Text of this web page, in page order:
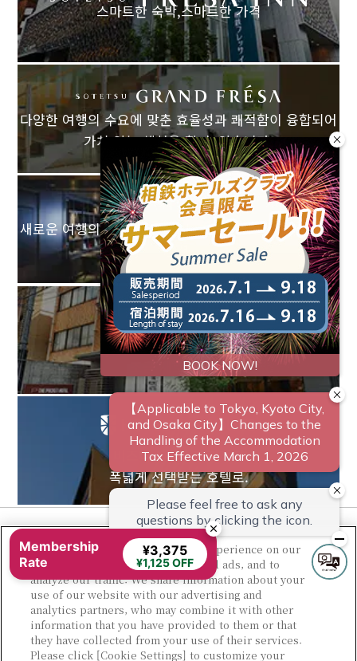
스마트한 숙박,스마트한 가격
다양한 여행의 수요에 맞춘 효율성과 쾌적함이 융합되어
가치 있는 체험을 할 수 있습니다.
새로운 여행의 표준을 창조하는고객을 위한 다양한 숙박
옵션.
지금까지 없었던,
조금 새로운 형태
비즈니스에서 레저까지
폭넓게 선택받는 호텔로.
© Sotetsu Hotel Management CO., LTD.
We use cookies to improve your experience on our
website, to personalize content and ads, and to
analyze our traffic. We share information about your
use of our website with our advertising and
analytics partners, who may combine it with other
information that you have provided to them or that
they have collected from your use of their services.
Please click [Cookie Settings] to customize your
Membership
Rate
¥3,375
¥1,125 OFF